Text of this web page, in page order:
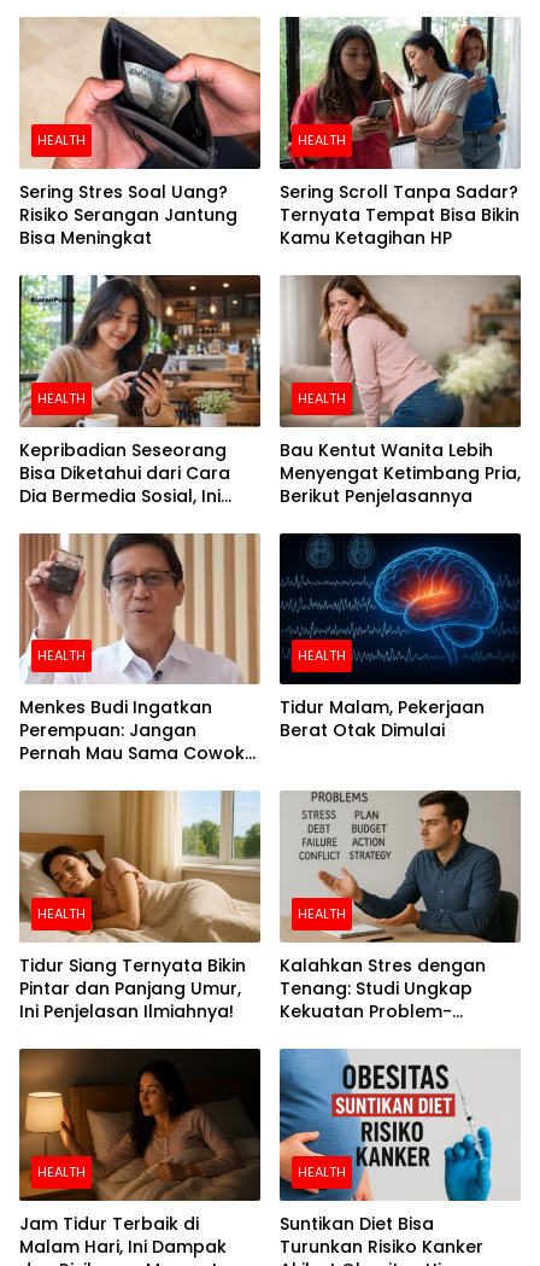
HEALTH
Sering Stres Soal Uang?
Risiko Serangan Jantung
Bisa Meningkat
HEALTH
Sering Scroll Tanpa Sadar?
Ternyata Tempat Bisa Bikin
Kamu Ketagihan HP
HEALTH
Kepribadian Seseorang
Bisa Diketahui dari Cara
Dia Bermedia Sosial, Ini
HEALTH
Bau Kentut Wanita Lebih
Menyengat Ketimbang Pria,
Berikut Penjelasannya
HEALTH
Menkes Budi Ingatkan
Perempuan: Jangan
Pernah Mau Sama Cowok
HEALTH
Tidur Malam, Pekerjaan
Berat Otak Dimulai
HEALTH
Tidur Siang Ternyata Bikin
Pintar dan Panjang Umur,
Ini Penjelasan Ilmiahnya!
HEALTH
Kalahkan Stres dengan
Tenang: Studi Ungkap
Kekuatan Problem-
HEALTH
Jam Tidur Terbaik di
Malam Hari, Ini Dampak
HEALTH
Suntikan Diet Bisa
Turunkan Risiko Kanker